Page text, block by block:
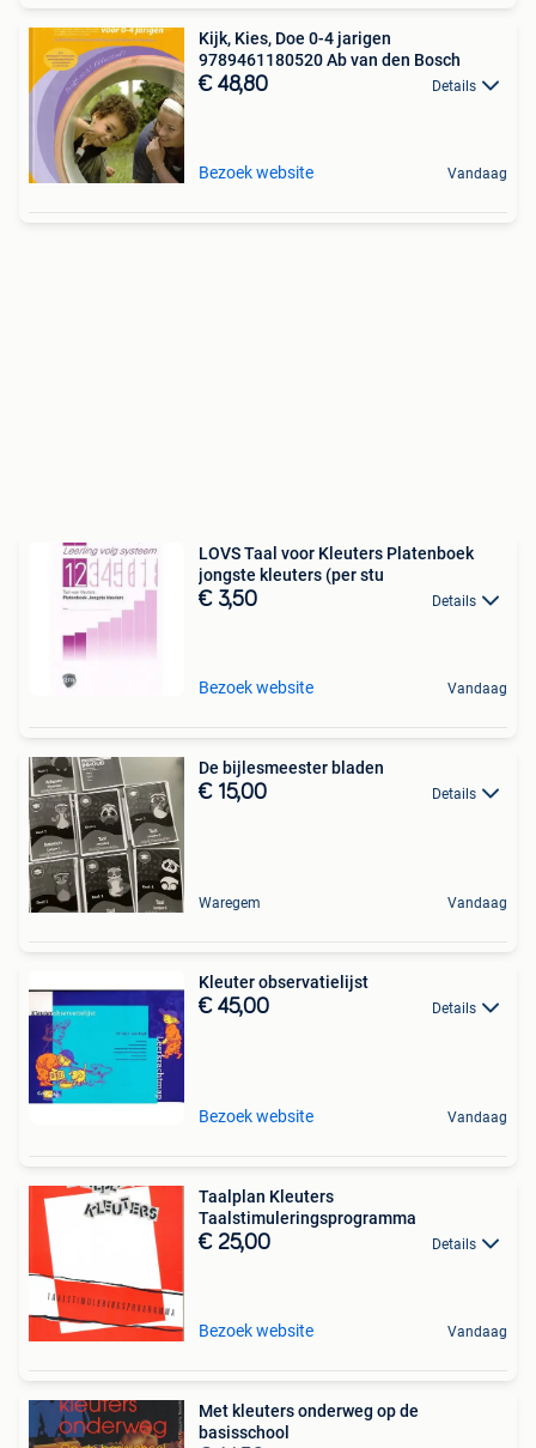
Kijk, Kies, Doe 0-4 jarigen
9789461180520 Ab van den Bosch
€ 48,80 Details
Bezoek website Vandaag
LOVS Taal voor Kleuters Platenboek
jongste kleuters (per stu
€ 3,50 Details
Bezoek website Vandaag
De bijlesmeester bladen
€ 15,00 Details
Waregem Vandaag
Kleuter observatielijst
€ 45,00 Details
Bezoek website Vandaag
Taalplan Kleuters
Taalstimuleringsprogramma
€ 25,00 Details
Bezoek website Vandaag
Met kleuters onderweg op de
basisschool